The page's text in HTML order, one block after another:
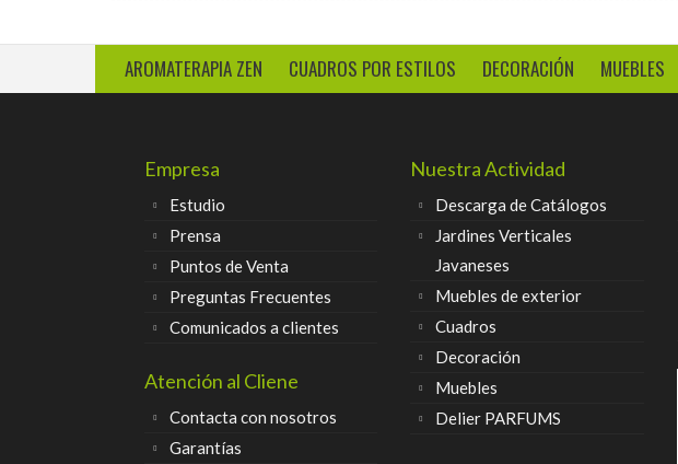
AROMATERAPIA ZEN CUADROS POR ESTILOS DECORACIÓN MUEBLES
Empresa
Estudio
Prensa
Puntos de Venta
Preguntas Frecuentes
Comunicados a clientes
Atención al Cliene
Contacta con nosotros
Garantías
Nuestra Actividad
Descarga de Catálogos
Jardines Verticales
Javaneses
Muebles de exterior
Cuadros
Decoración
Muebles
Delier PARFUMS